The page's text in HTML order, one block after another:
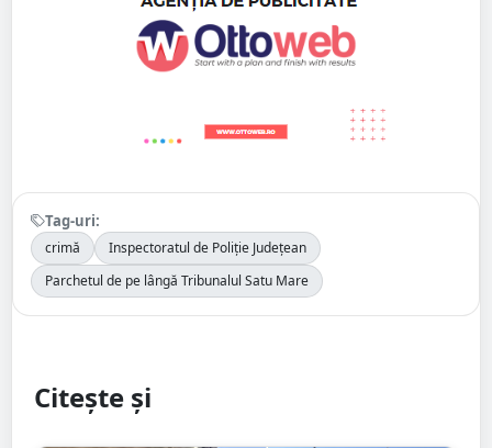
Tag-uri:
crimă
Inspectoratul de Poliție Județean
Parchetul de pe lângă Tribunalul Satu Mare
Citește și